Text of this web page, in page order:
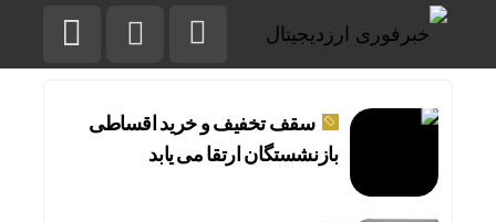
سقف تخفیف و خرید اقساطی
بازنشستگان ارتقا می‌ یابد